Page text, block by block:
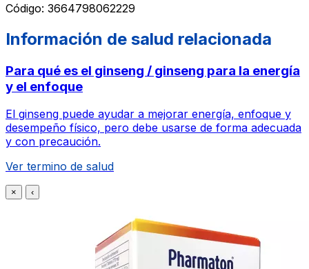
Código: 3664798062229
Información de salud relacionada
Para qué es el ginseng / ginseng para la energía
y el enfoque
El ginseng puede ayudar a mejorar energía, enfoque y
desempeño físico, pero debe usarse de forma adecuada
y con precaución.
Ver termino de salud
× ‹